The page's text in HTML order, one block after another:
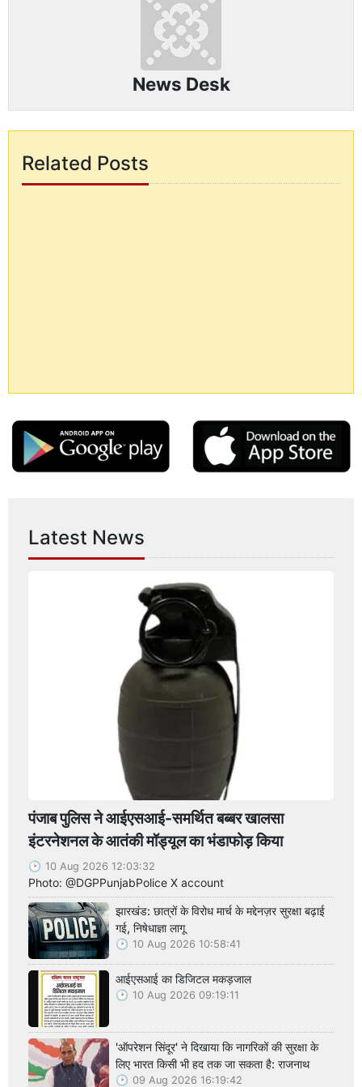
News Desk
Related Posts
Latest News
पंजाब पुलिस ने आईएसआई-समर्थित बब्बर खालसा
इंटरनेशनल के आतंकी मॉड्यूल का भंडाफोड़ किया
10 Aug 2026 12:03:32
Photo: @DGPPunjabPolice X account
झारखंड: छात्रों के विरोध मार्च के मद्देनज़र सुरक्षा बढ़ाई
गई, निषेधाज्ञा लागू
10 Aug 2026 10:58:41
आईएसआई का डिजिटल मकड़जाल
10 Aug 2026 09:19:11
'ऑपरेशन सिंदूर' ने दिखाया कि नागरिकों की सुरक्षा के
लिए भारत किसी भी हद तक जा सकता है: राजनाथ
09 Aug 2026 16:19:42